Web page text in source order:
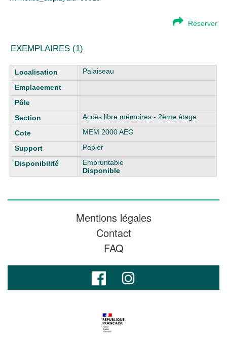
Réserver
EXEMPLAIRES (1)
Liste des exemplaires Palaiseau
Accès libre mémoires - 2ème étage
MEM 2000 AEG
Papier
Empruntable
Disponible
Mentions légales
Contact
FAQ